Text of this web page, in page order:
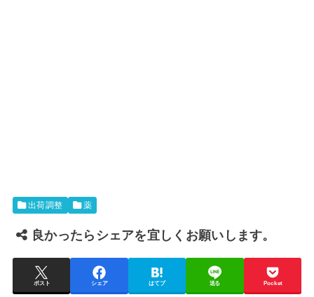
出荷調整 薬
良かったらシェアを宜しくお願いします。
ポスト シェア はてブ 送る Pocket